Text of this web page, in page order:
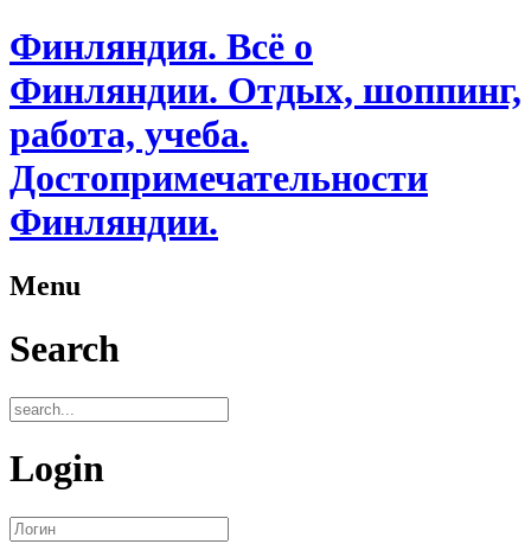
Финляндия. Всё о
Финляндии. Отдых, шоппинг,
работа, учеба.
Достопримечательности
Финляндии.
Menu
Search
Login